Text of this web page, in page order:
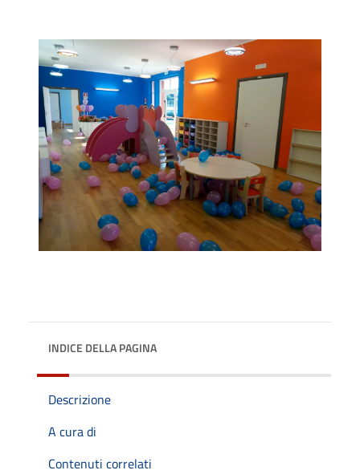
INDICE DELLA PAGINA
Descrizione
A cura di
Contenuti correlati